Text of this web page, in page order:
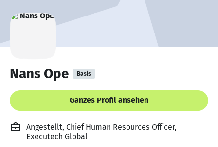
Nans Ope Basis
Ganzes Profil ansehen
Angestellt, Chief Human Resources Officer,
Executech Global